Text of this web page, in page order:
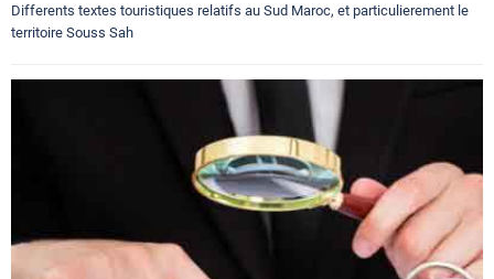
Differents textes touristiques relatifs au Sud Maroc, et particulierement le
territoire Souss Sah